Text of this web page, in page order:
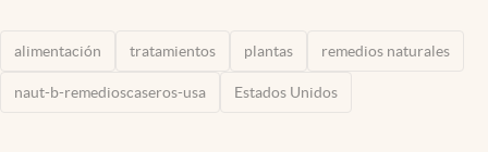
alimentación tratamientos plantas remedios naturales
naut-b-remedioscaseros-usa Estados Unidos